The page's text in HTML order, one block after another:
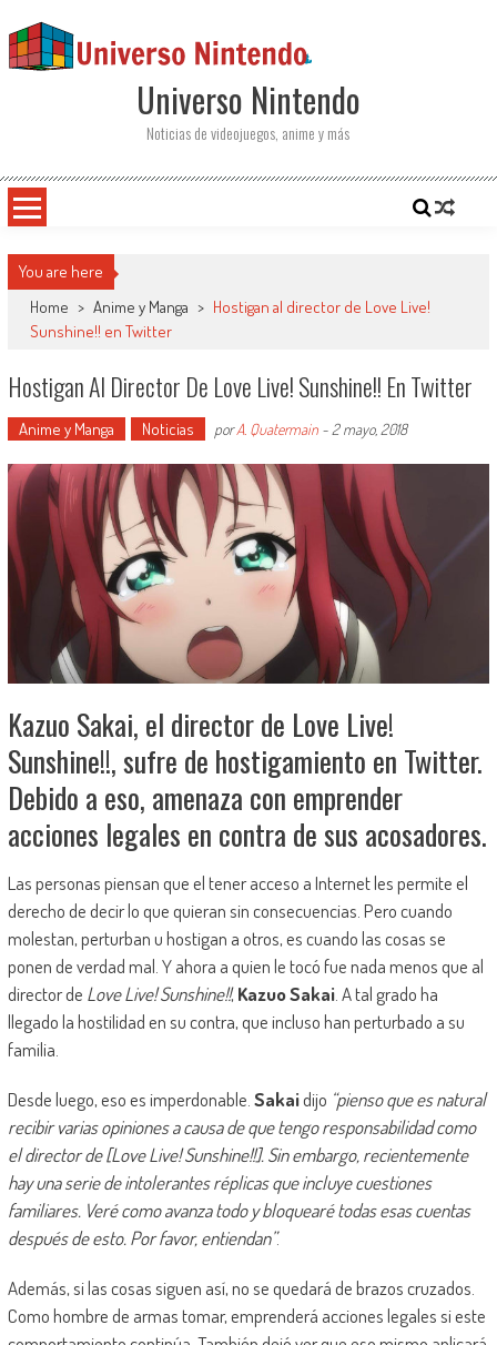
Universo Nintendo
Noticias de videojuegos, anime y más
You are here
Home > Anime y Manga > Hostigan al director de Love Live!
Sunshine!! en Twitter
Hostigan Al Director De Love Live! Sunshine!! En Twitter
Anime y Manga Noticias porA. Quatermain- 2 mayo, 2018
Kazuo Sakai, el director de Love Live!
Sunshine!!, sufre de hostigamiento en Twitter.
Debido a eso, amenaza con emprender
acciones legales en contra de sus acosadores.
Las personas piensan que el tener acceso a Internet les permite el
derecho de decir lo que quieran sin consecuencias. Pero cuando
molestan, perturban u hostigan a otros, es cuando las cosas se
ponen de verdad mal. Y ahora a quien le tocó fue nada menos que al
director de Love Live! Sunshine!!,Kazuo Sakai. A tal grado ha
llegado la hostilidad en su contra, que incluso han perturbado a su
familia.
Desde luego, eso es imperdonable. Sakaidijo “pienso que es natural
recibir varias opiniones a causa de que tengo responsabilidad como
el director de [Love Live! Sunshine!!]. Sin embargo, recientemente
hay una serie de intolerantes réplicas que incluye cuestiones
familiares. Veré como avanza todo y bloquearé todas esas cuentas
después de esto. Por favor, entiendan”.
Además, si las cosas siguen así, no se quedará de brazos cruzados.
Como hombre de armas tomar, emprenderá acciones legales si este